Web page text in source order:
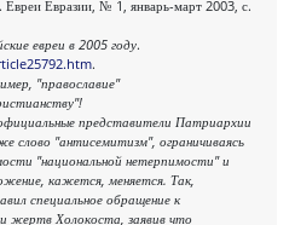
. Евреи Евразии, № 1, январь-март 2003, с.
евреи в 2005 году.
.
"православие"
представители Патриархии
слово "антисемитизм", ограничиваясь
"национальной нетерпимости" и
кажется, меняется. Так,
специальное обращение к
жертв Холокоста, заявив что